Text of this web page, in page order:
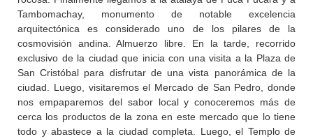
Tambomachay, monumento de notable excelencia
arquitectónica es considerado uno de los pilares de la
cosmovisión andina. Almuerzo libre. En la tarde, recorrido
exclusivo de la ciudad que inicia con una visita a la Plaza de
San Cristóbal para disfrutar de una vista panorámica de la
ciudad. Luego, visitaremos el Mercado de San Pedro, donde
nos empaparemos del sabor local y conoceremos más de
cerca los productos de la zona en este mercado que lo tiene
todo y abastece a la ciudad completa. Luego, el Templo de